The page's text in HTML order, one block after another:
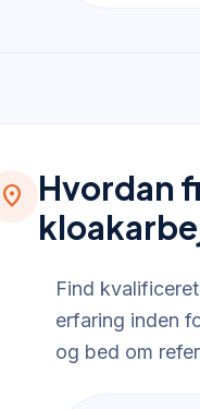
location_on
Hvordan
Find
erfaring inden
og bed om